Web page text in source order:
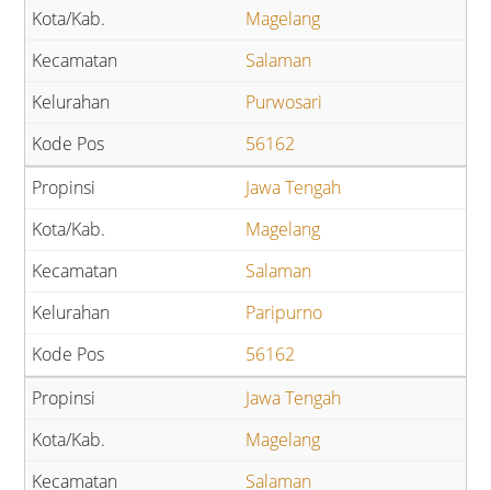
Magelang
Salaman
Purwosari
56162
Jawa Tengah
Magelang
Salaman
Paripurno
56162
Jawa Tengah
Magelang
Salaman